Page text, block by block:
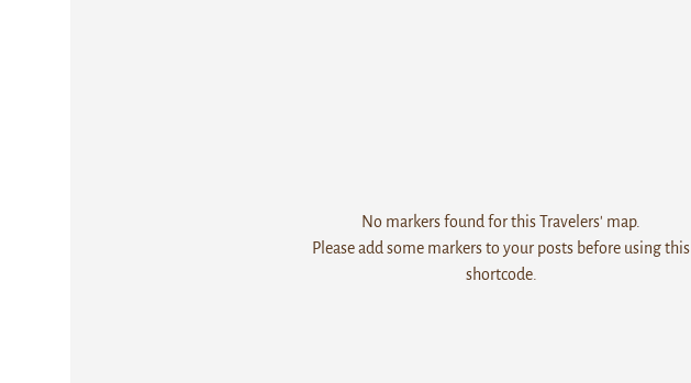
No markers found for this Travelers' map.
Please add some markers to your posts before using this
shortcode.